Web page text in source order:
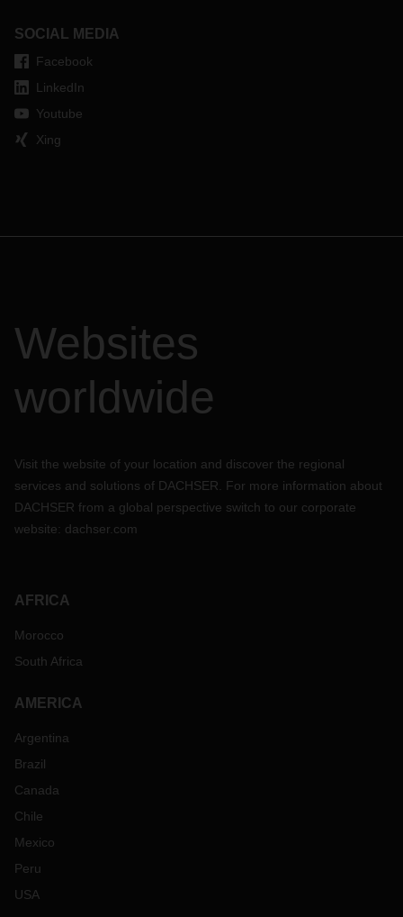
SOCIAL MEDIA
Facebook
LinkedIn
Youtube
Xing
Websites
worldwide
Visit the website of your location and discover the regional
services and solutions of DACHSER. For more information about
DACHSER from a global perspective switch to our corporate
website: dachser.com
AFRICA
Morocco
South Africa
AMERICA
Argentina
Brazil
Canada
Chile
Mexico
Peru
USA